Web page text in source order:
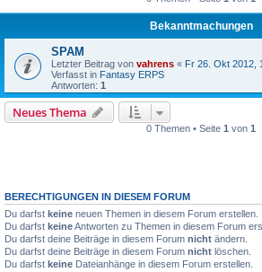
Bekanntmachungen
SPAM
Letzter Beitrag von vahrens « Fr 26. Okt 2012,
Verfasst in Fantasy ERPS
Antworten: 1
Neues Thema
0 Themen • Seite 1 von 1
BERECHTIGUNGEN IN DIESEM FORUM
Du darfst keine neuen Themen in diesem Forum erstellen.
Du darfst keineAntworten zu Themen in diesem Forum
Du darfst deine Beiträge in diesem Forum nicht ändern.
Du darfst deine Beiträge in diesem Forum nicht löschen.
Du darfst keine Dateianhänge in diesem Forum erstellen.